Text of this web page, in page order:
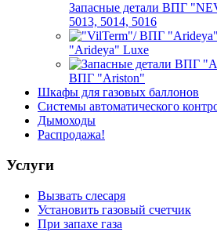
Запасные детали ВПГ
5013, 5014, 5016
"Arideya" Luxe
ВПГ "Ariston"
Шкафы для газовых баллонов
Системы автоматического
Дымоходы
Распродажа!
Услуги
Вызвать слесаря
Установить газовый счетчик
При запахе газа